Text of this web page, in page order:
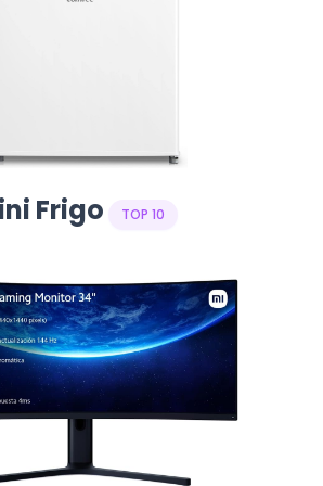
Frigo TOP 10